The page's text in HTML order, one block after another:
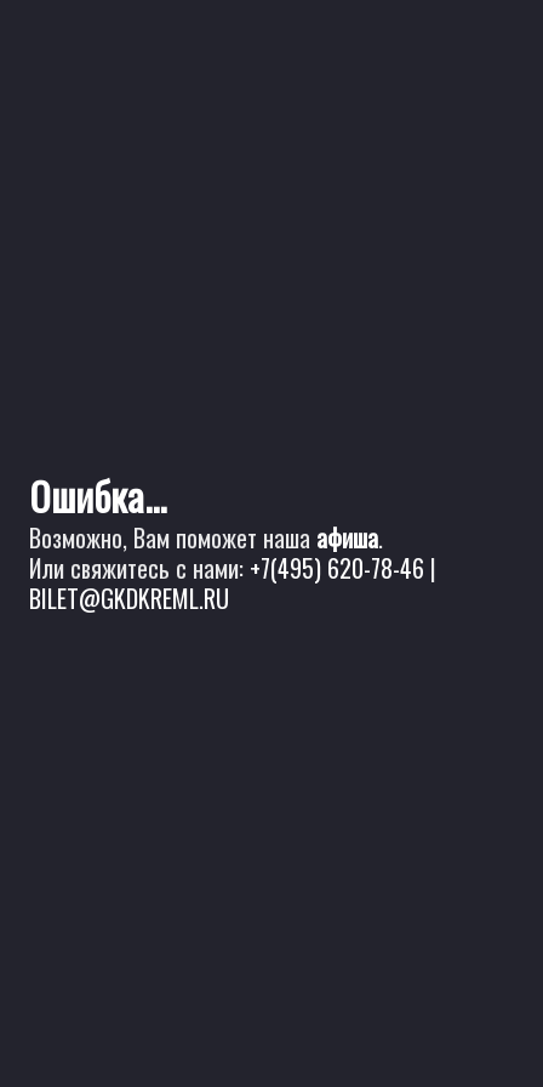
Ошибка...
Возможно, Вам поможет наша афиша.
Или свяжитесь с нами: +7(495) 620-78-46 |
BILET@GKDKREML.RU